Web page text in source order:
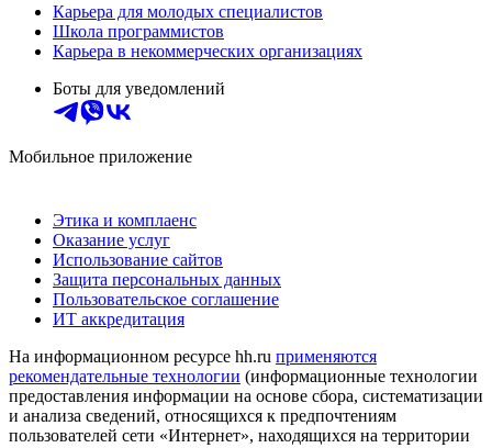
Карьера для молодых специалистов
Школа программистов
Карьера в некоммерческих организациях
Боты для уведомлений
Мобильное приложение
Этика и комплаенс
Оказание услуг
Использование сайтов
Защита персональных данных
Пользовательское соглашение
ИТ аккредитация
На информационном ресурсе hh.ru применяются
рекомендательные технологии (информационные технологии
предоставления информации на основе сбора, систематизации
и анализа сведений, относящихся к предпочтениям
пользователей сети «Интернет», находящихся на территории